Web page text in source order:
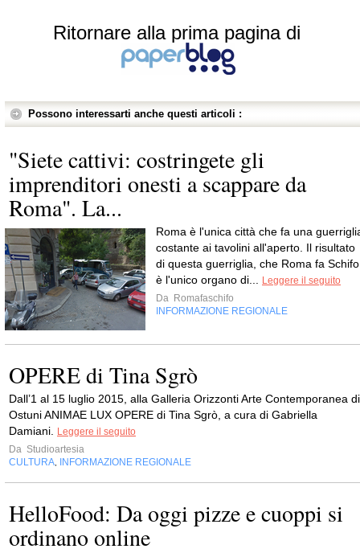
Ritornare alla prima pagina di
Possono interessarti anche questi articoli :
"Siete cattivi: costringete gli
imprenditori onesti a scappare da
Roma". La...
Roma è l'unica città che fa una
costante ai tavolini all'aperto. Il risultato
di questa guerriglia, che Roma fa Schifo
è l'unico organo di...
Leggere il seguito
Da Romafaschifo
INFORMAZIONE REGIONALE
OPERE di Tina Sgrò
Dall’1 al 15 luglio 2015, alla Galleria Orizzonti Arte Contemporanea di
Ostuni ANIMAE LUX OPERE di Tina Sgrò, a cura di Gabriella
Damiani.
Leggere il seguito
Da Studioartesia
CULTURA INFORMAZIONE REGIONALE
HelloFood: Da oggi pizze e cuoppi si
ordinano online